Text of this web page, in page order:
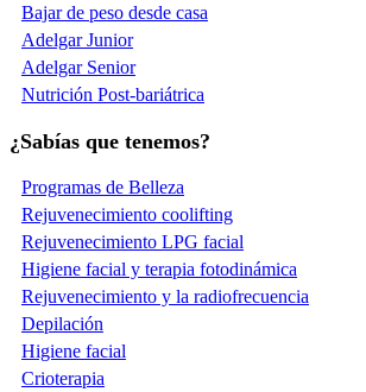
Bajar de peso desde casa
Adelgar Junior
Adelgar Senior
Nutrición Post-bariátrica
¿Sabías que tenemos?
Programas de Belleza
Rejuvenecimiento coolifting
Rejuvenecimiento LPG facial
Higiene facial y terapia fotodinámica
Rejuvenecimiento y la radiofrecuencia
Depilación
Higiene facial
Crioterapia